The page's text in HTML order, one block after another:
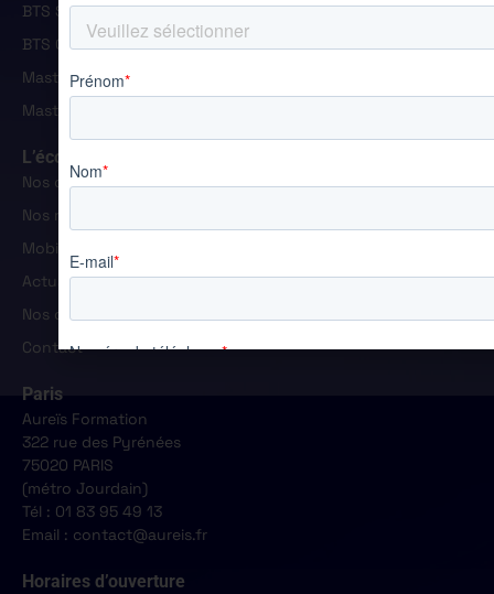
BTS Support à l'Action Managériale
BTS Gestion de la PME
Master Ressources Humaines
Master Manager Commercial et Marketing
L’école
Nos campus
Nos résultats
Mobiltés et handicap
Actualités
Nos offres d'emploi
Contact
Paris
Aureïs Formation
322 rue des Pyrénées
75020 PARIS
(métro Jourdain)
Tél : 01 83 95 49 13
Email : contact@aureis.fr
Horaires d’ouverture